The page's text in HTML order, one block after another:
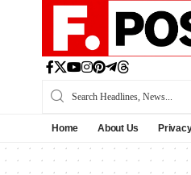
Home About Us